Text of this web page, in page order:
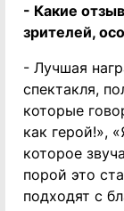
- Какие
зрителей,
- Лучшая
спектакля,
которые
как герой!»,
которое
порой это
подходят с